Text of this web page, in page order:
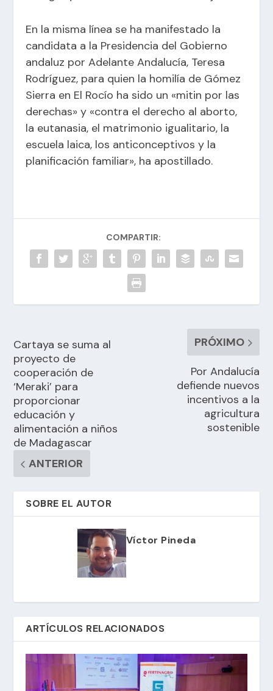
En la misma línea se ha manifestado la
candidata a la Presidencia del Gobierno
andaluz por Adelante Andalucía, Teresa
Rodríguez, para quien la homilía de Gómez
Sierra en El Rocío ha sido un «mitin por las
derechas» y «contra el derecho al aborto,
la eutanasia, el matrimonio igualitario, la
escuela laica, los anticonceptivos y la
planificación familiar», ha apostillado.
COMPARTIR:
Cartaya se suma al
proyecto de
cooperación de
‘Meraki’ para
proporcionar
educación y
alimentación a niños
de Madagascar
ANTERIOR
PRÓXIMO
Por Andalucía
defiende nuevos
incentivos a la
agricultura
sostenible
SOBRE EL AUTOR
Víctor Pineda
ARTÍCULOS RELACIONADOS